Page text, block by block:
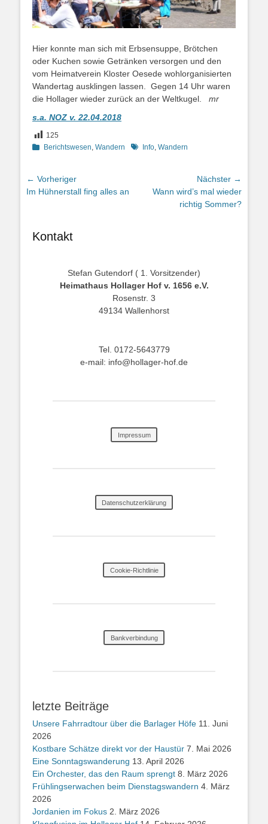
Hier konnte man sich mit Erbsensuppe, Brötchen
oder Kuchen sowie Getränken versorgen und den
vom Heimatverein Kloster Oesede wohlorganisierten
Wandertag ausklingen lassen. Gegen 14 Uhr waren
die Hollager wieder zurück an der Weltkugel.
mr
s.a. NOZ v. 22.04.2018
125
Kategorien
Berichtswesen, Wandern Schlagworte
Info, Wandern
Beitragsnavigation
← Vorheriger
Vorheriger
Im Hühnerstall fing alles an
Nächster →
NächsterWann wird’s mal wieder
richtig Sommer?
Kontakt
Stefan Gutendorf ( 1. Vorsitzender)
Heimathaus Hollager Hof v. 1656 e.V.
Rosenstr. 3
49134 Wallenhorst
Tel. 0172-5643779
e-mail: info@hollager-hof.de
Impressum
Datenschutzerklärung
Cookie-Richtlinie
Bankverbindung
letzte Beiträge
Unsere Fahrradtour über die Barlager Höfe 11. Juni
2026
Kostbare Schätze direkt vor der Haustür 7. Mai 2026
Eine Sonntagswanderung 13. April 2026
Ein Orchester, das den Raum sprengt 8. März 2026
Frühlingserwachen beim Dienstagswandern 4. März
2026
Jordanien im Fokus 2. März 2026